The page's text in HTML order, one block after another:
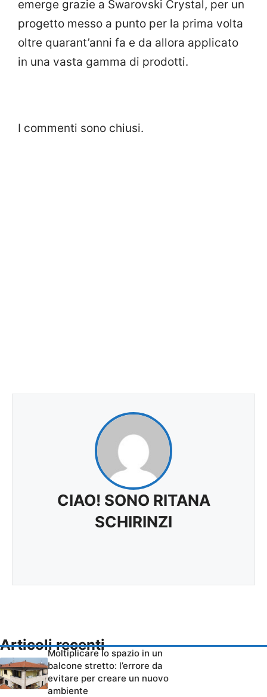
emerge grazie a Swarovski Crystal, per un
progetto messo a punto per la prima volta
oltre quarant’anni fa e da allora applicato
in una vasta gamma di prodotti.
I commenti sono chiusi.
CIAO! SONO RITANA
SCHIRINZI
Articoli recenti
Moltiplicare lo spazio in un
balcone stretto: l’errore da
evitare per creare un nuovo
ambiente